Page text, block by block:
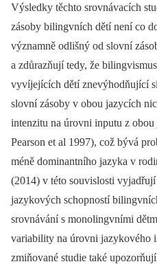
Výsledky těchto srovnávacích
zásoby bilingvních dětí není co
významně odlišný od slovní
a zdůrazňují tedy, že
vyvíjejících dětí znevýhodňující
slovní zásoby v obou jazycích
intenzitu na úrovni inputu z
Pearson et al 1997), což bývá
méně dominantního jazyka v
(2014) v této souvislosti
jazykových schopností
srovnávání s monolingvními
variability na úrovni jazykového
zmiňované studie také